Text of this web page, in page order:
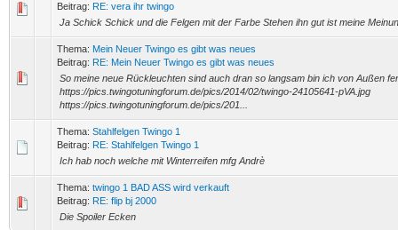
Beitrag: RE: vera ihr twingo
Ja Schick Schick und die Felgen mit der Farbe Stehen ihn gut ist meine
Thema: Mein Neuer Twingo es gibt was neues
Beitrag: RE: Mein Neuer Twingo es gibt was neues
So meine neue Rückleuchten sind auch dran so langsam bin ich von Außen
https://pics.twingotuningforum.de/pics/2014/02/twingo-24105641-pVA.jpg
https://pics.twingotuningforum.de/pics/201...
Thema: Stahlfelgen Twingo 1
Beitrag: RE: Stahlfelgen Twingo 1
Ich hab noch welche mit Winterreifen mfg Andrè
Thema: twingo 1 BAD ASS wird verkauft
Beitrag: RE: flip bj 2000
Die Spoiler Ecken